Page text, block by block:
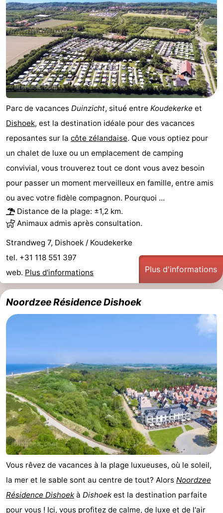
en
Duin
minutes
Plages
Voir
et
faire
Lieux
d'intérêt
-
Musées
-
Galeries
-
Monuments
Églises
-
Points
de
vue
Attractions
-
Terrains
de
jeux
-
Aires
de
jeux
-
Bowling
Centres
de
être
Villages
villes
Visites
guidées
Sports
-
Piscines
-
Faire
du
vélo
-
Randonnée
-
Équitation
-
Parc de vacances Duinzicht, situé entre Koudekerke et
Dishoek, est la destination idéale pour des vacances
reposantes sur la côte zélandaise. Que vous optiez pour
un chalet de luxe ou un emplacement de camping
convivial, vous trouverez tout ce dont vous avez besoin
pour passer un moment merveilleux en famille, entre amis
ou avec votre fidèle compagnon. Pourquoi ...
Distance de la plage: ±1,2 km.
Animaux admis après consultation.
Strandweg 7, Dishoek / Koudekerke
tel. +31 118 551 397
web. Plus d'informations Plus d'informations
Noordzee Résidence Dishoek
Vous rêvez de vacances à la plage luxueuses, où le soleil,
la mer et le sable sont au centre de tout? Alors Noordzee
Résidence Dishoek à Dishoek est la destination parfaite
pour vous ! Ici, vous profitez de calme, de luxe et de l'air